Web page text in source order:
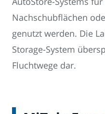
Nachschubflächen
genutzt werden. Die
Storage-System
Fluchtwege dar.